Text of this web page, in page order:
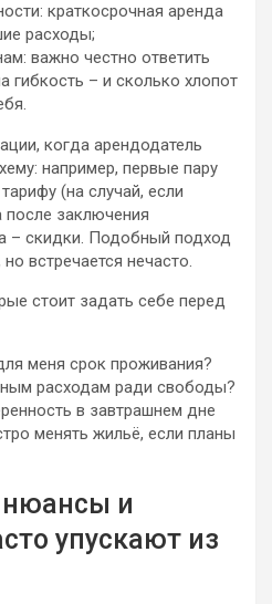
краткосрочная аренда
расходы;
важно честно ответить
гибкость – и сколько хлопот
когда арендодатель
например, первые пару
(на случай, если
после заключения
– скидки. Подобный подход
встречается нечасто.
стоит задать себе перед
меня срок проживания?
расходам ради свободы?
в завтрашнем дне
менять жильё, если планы
и
упускают из